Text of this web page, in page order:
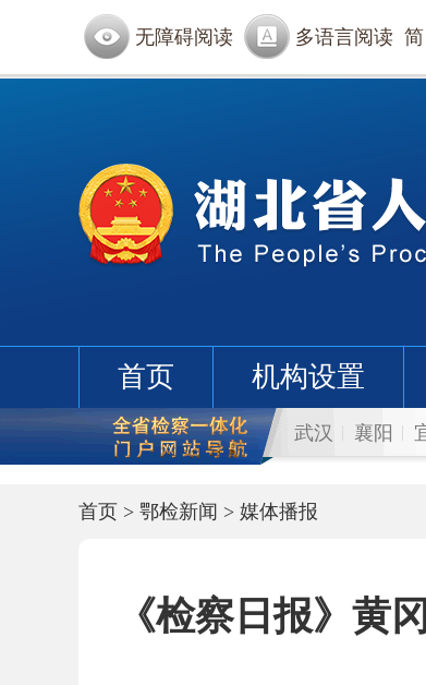
无障碍阅读 多语言阅读 简
首页 机构设置
武汉 襄阳
首页 > 鄂检新闻 > 媒体播报
《检察日报》黄